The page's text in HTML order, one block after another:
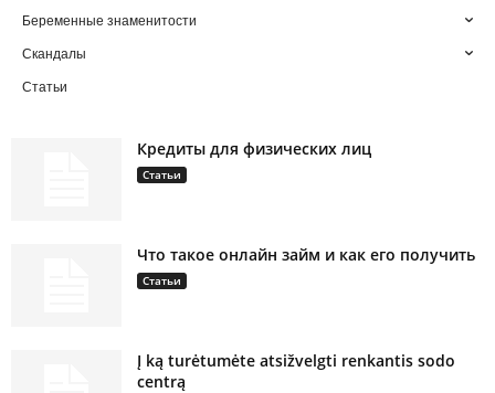
Беременные знаменитости
Скандалы
Статьи
Кредиты для физических лиц
Статьи
Что такое онлайн займ и как его получить
Статьи
Į ką turėtumėte atsižvelgti renkantis sodo
centrą